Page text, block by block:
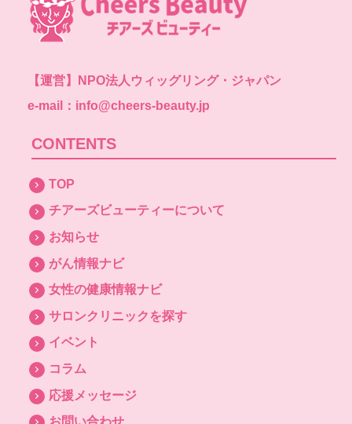
【運営】
NPO法人ウィッグリング・ジャパン
e-mail：info@cheers-beauty.jp
CONTENTS
TOP
チアーズビューティーについて
お知らせ
がん情報ナビ
女性の健康情報ナビ
サロンクリニックを探す
イベント
コラム
応援メッセージ